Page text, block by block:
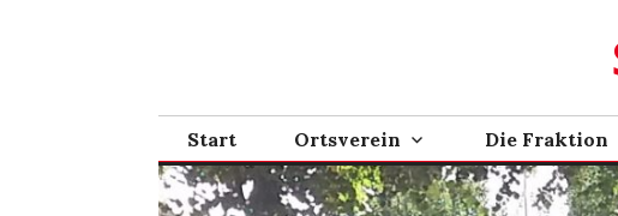
Start Ortsverein Die Fraktion